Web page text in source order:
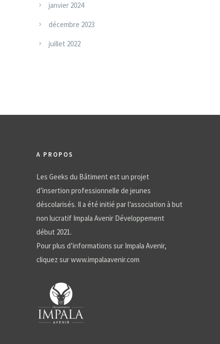
janvier 2024
décembre 2023
juillet 2022
A PROPOS
Les Geeks du Bâtiment est un projet
d’insertion professionnelle de jeunes
déscolarisés. Il a été initié par l’association à but
non lucratif Impala Avenir Développement
début 2021.
Pour plus d’informations sur Impala Avenir,
cliquez surwww.impalaavenir.com